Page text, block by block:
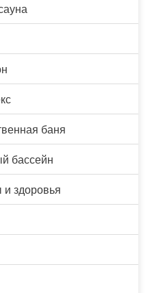
баня
бассейн
и здоровья